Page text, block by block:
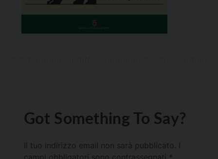
Got Something To Say?
Il tuo indirizzo email non sarà pubblicato.
campi obbligatori sono contrassegnati *